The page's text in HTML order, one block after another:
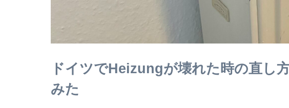
ドイツでHeizungが壊れた時の直し
みた